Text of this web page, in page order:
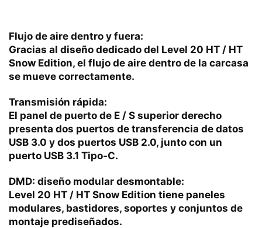
Flujo de aire dentro y fuera:
Gracias al diseño dedicado del Level 20 HT / HT
Snow Edition, el flujo de aire dentro de la carcasa
se mueve correctamente.
Transmisión rápida:
El panel de puerto de E / S superior derecho
presenta dos puertos de transferencia de datos
USB 3.0 y dos puertos USB 2.0, junto con un
puerto USB 3.1 Tipo-C.
DMD: diseño modular desmontable:
Level 20 HT / HT Snow Edition tiene paneles
modulares, bastidores, soportes y conjuntos de
montaje prediseñados.